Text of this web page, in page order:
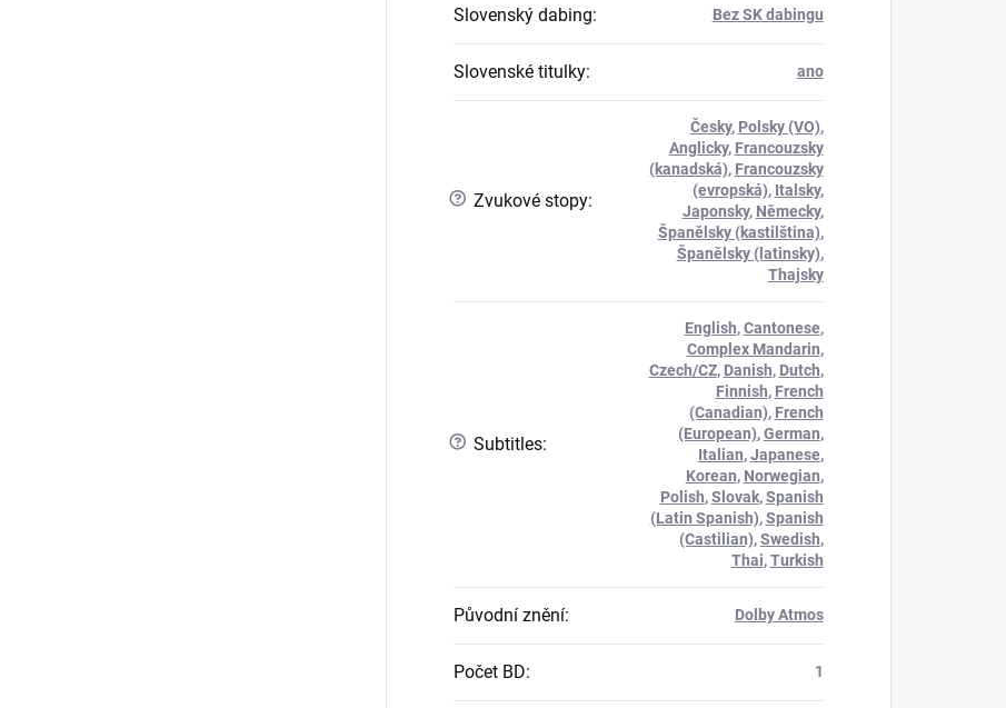
Slovenský dabing: Bez SK dabingu
Slovenské titulky: ano
? Zvukové stopy:
Česky, Polsky (VO),
Anglicky, Francouzsky
(kanadská), Francouzsky
(evropská), Italsky,
Japonsky, Německy,
Španělsky (kastilština),
Španělsky (latinsky),
Thajsky
? Subtitles:
English,Cantonese,
Complex Mandarin,
Czech/CZ, Danish, Dutch,
Finnish, French
(Canadian), French
(European),German,
Italian,Japanese,
Korean, Norwegian,
Polish,Slovak,Spanish
(Latin Spanish),Spanish
(Castilian),Swedish,
Thai,Turkish
Původní znění: Dolby Atmos
Počet BD: 1